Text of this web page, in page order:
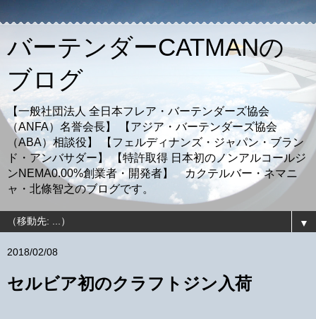
バーテンダーCATMANの
ブログ
【一般社団法人 全日本フレア・バーテンダーズ協会
（ANFA）名誉会長】 【アジア・バーテンダーズ協会
（ABA）相談役】 【フェルディナンズ・ジャパン・ブラン
ド・アンバサダー】 【特許取得 日本初のノンアルコールジ
ンNEMA0.00%創業者・開発者】 カクテルバー・ネマニ
ャ・北條智之のブログです。
▼
2018/02/08
セルビア初のクラフトジン入荷